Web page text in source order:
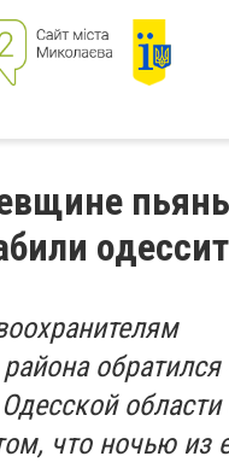
обратился
области
что ночью из